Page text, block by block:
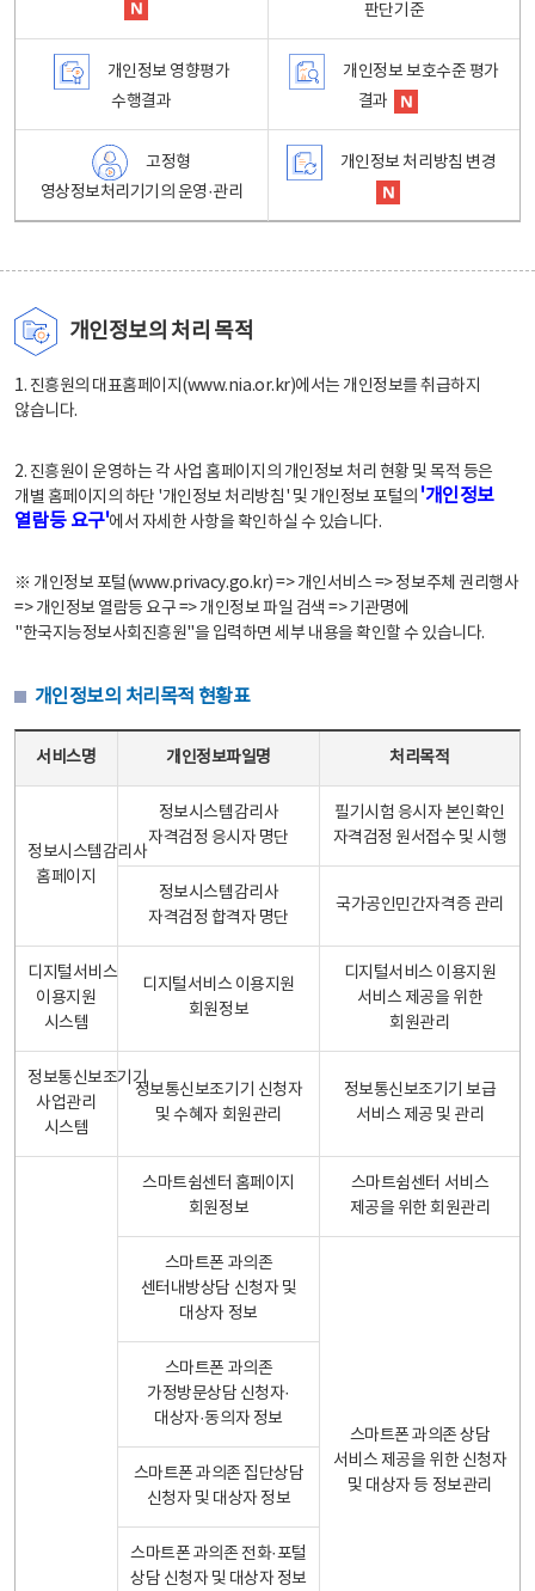
판단기준
개인정보 영향평가
수행결과
개인정보 보호수준 평가
결과
고정형
영상정보처리기기의 운영·관리
개인정보 처리방침 변경
개인정보의 처리 목적
1. 진흥원의 대표홈페이지(www.nia.or.kr)에서는 개인정보를 취급하지
않습니다.
2. 진흥원이 운영하는 각 사업 홈페이지의 개인정보 처리 현황 및 목적 등은
개별 홈페이지의 하단 '개인정보 처리방침' 및 개인정보 포털의 '개인정보
열람등 요구'에서 자세한 사항을 확인하실 수 있습니다.
※ 개인정보 포털(www.privacy.go.kr) => 개인서비스 => 정보주체 권리행사
=> 개인정보 열람등 요구 => 개인정보 파일 검색 => 기관명에
"한국지능정보사회진흥원"을 입력하면 세부 내용을 확인할 수 있습니다.
개인정보의 처리목적 현황표
서비스명 개인정보파일명 처리목적
정보시스템감리사
홈페이지
정보시스템감리사
자격검정 응시자 명단
필기시험 응시자 본인확인
자격검정 원서접수 및 시행
정보시스템감리사
자격검정 합격자 명단
국가공인민간자격증 관리
디지털서비스
이용지원
시스템
디지털서비스 이용지원
회원정보
디지털서비스 이용지원
서비스 제공을 위한
회원관리
정보통신보조기기
사업관리
시스템
정보통신보조기기 신청자
및 수혜자 회원관리
정보통신보조기기 보급
서비스 제공 및 관리
스마트쉼센터 홈페이지
회원정보
스마트쉼센터 서비스
제공을 위한 회원관리
스마트폰 과의존
센터내방상담 신청자 및
대상자 정보
스마트폰 과의존 상담
서비스 제공을 위한 신청자
및 대상자 등 정보관리
스마트폰 과의존
가정방문상담 신청자·
대상자·동의자 정보
스마트폰 과의존 집단상담
신청자 및 대상자 정보
스마트폰 과의존 전화·포털
상담 신청자 및 대상자 정보